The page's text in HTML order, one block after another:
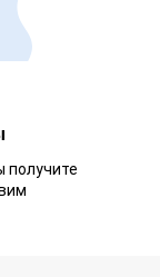
получите